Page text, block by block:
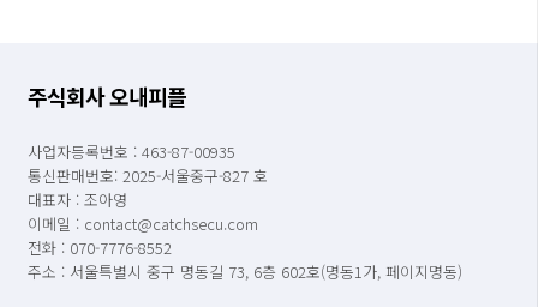
주식회사 오내피플
사업자등록번호 : 463-87-00935
통신판매번호: 2025-서울중구-827 호
대표자 : 조아영
이메일 : contact@catchsecu.com
전화 : 070-7776-8552
주소 : 서울특별시 중구 명동길 73, 6층 602호(명동1가, 페이지명동)